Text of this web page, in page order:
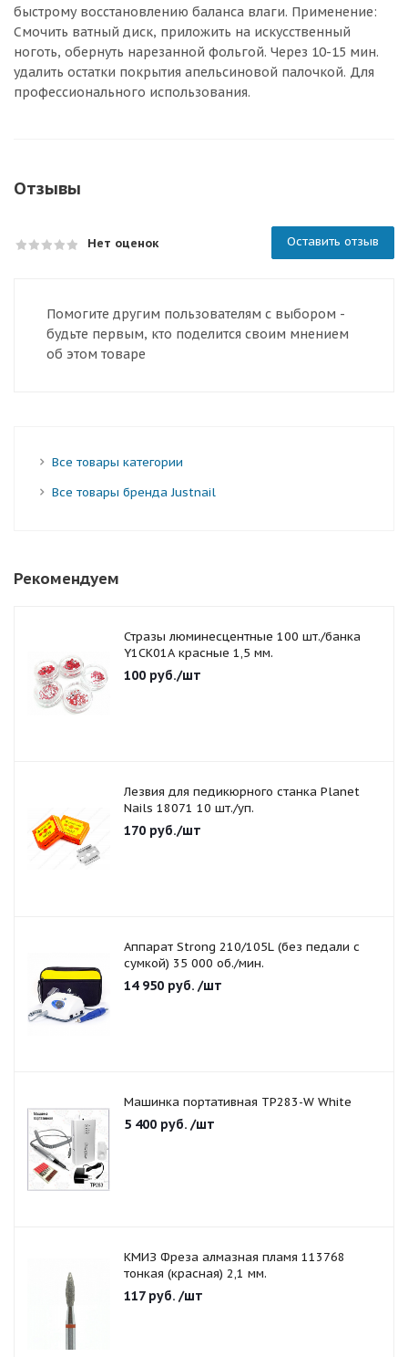
быстрому восстановлению баланса влаги. Применение:
Смочить ватный диск, приложить на искусственный
ноготь, обернуть нарезанной фольгой. Через 10-15 мин.
удалить остатки покрытия апельсиновой палочкой. Для
профессионального использования.
Отзывы
Нет оценок Оставить отзыв
Помогите другим пользователям с выбором -
будьте первым, кто поделится своим мнением
об этом товаре
Все товары категории
Все товары бренда Justnail
Рекомендуем
Стразы люминесцентные 100 шт./банка
Y1CK01A красные 1,5 мм.
100 руб./шт
Лезвия для педикюрного станка Planet
Nails 18071 10 шт./уп.
170 руб./шт
Аппарат Strong 210/105L (без педали с
сумкой) 35 000 об./мин.
14 950 руб. /шт
Машинка портативная TP283-W White
5 400 руб. /шт
КМИЗ Фреза алмазная пламя 113768
тонкая (красная) 2,1 мм.
117руб. /шт